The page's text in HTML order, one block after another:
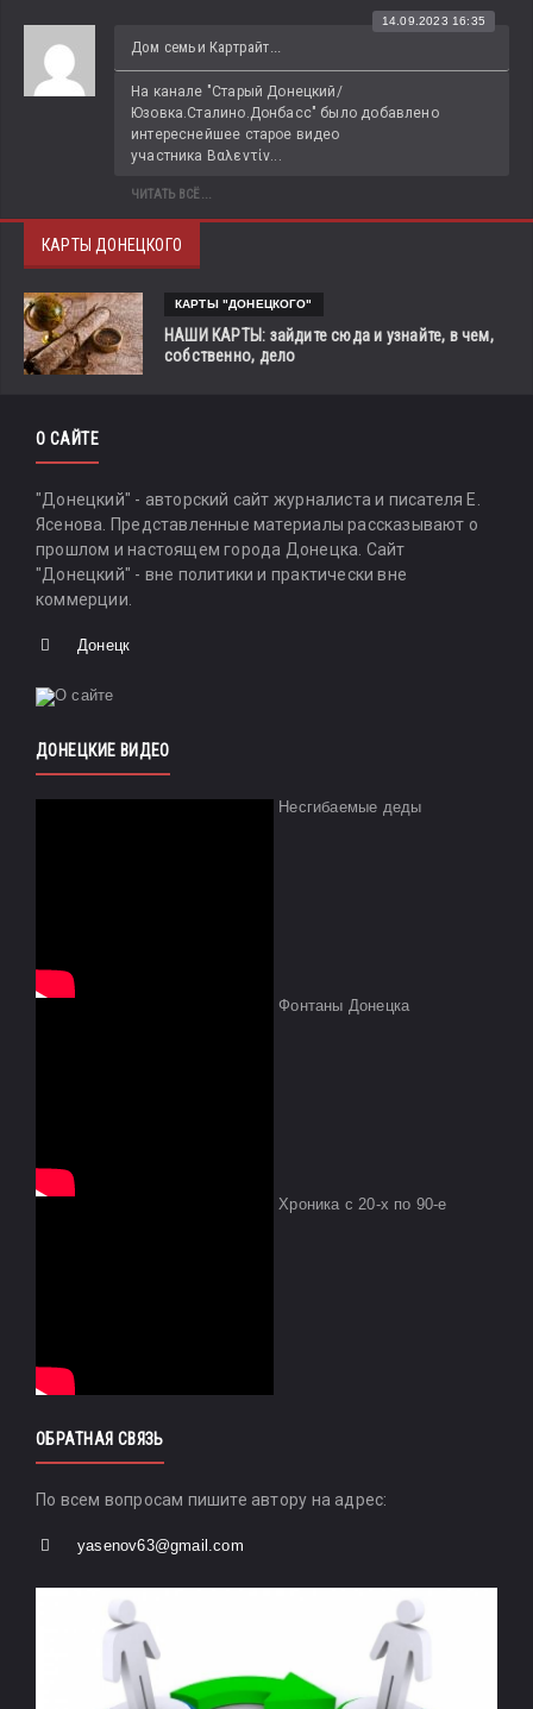
Дом семьи Картрайт...
14.09.2023 16:35
На канале "Старый Донецкий/
Юзовка.Сталино.Донбасс" было добавлено
интереснейшее старое видео
участника Βαλεντίν...
ЧИТАТЬ ВСЁ...
КАРТЫ ДОНЕЦКОГО
КАРТЫ "ДОНЕЦКОГО"
НАШИ КАРТЫ: зайдите сюда и узнайте, в чем,
собственно, дело
О САЙТЕ
"Донецкий" - авторский сайт журналиста и писателя Е.
Ясенова. Представленные материалы рассказывают о
прошлом и настоящем города Донецка. Сайт
"Донецкий" - вне политики и практически вне
коммерции.
Донецк
ДОНЕЦКИЕ ВИДЕО
Несгибаемые деды
Фонтаны Донецка
Хроника с 20-х по 90-е
ОБРАТНАЯ СВЯЗЬ
По всем вопросам пишите автору на адрес:
yasenov63@gmail.com